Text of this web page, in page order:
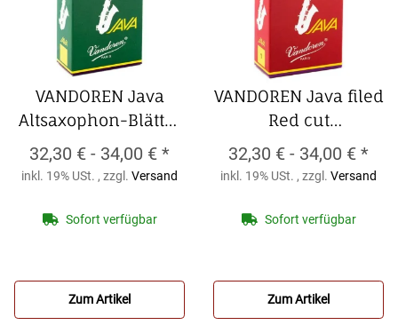
VANDOREN Java
Altsaxophon-Blätter
(10er Packung)
VANDOREN Java
(10er Packung)
32,30 € - 34,00 € *
inkl. 19% USt. , zzgl. Versand
Sofort verfügbar
Zum Artikel
VANDOREN Java filed
Red cut
Altsaxophon-Blätter
(10er Packung)
Red cut
32,30 € - 34,00 € *
inkl. 19% USt. , zzgl. Versand
Sofort verfügbar
Zum Artikel